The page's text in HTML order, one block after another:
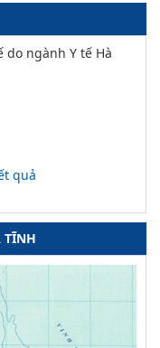
do ngành Y tế Hà
quả
TĨNH